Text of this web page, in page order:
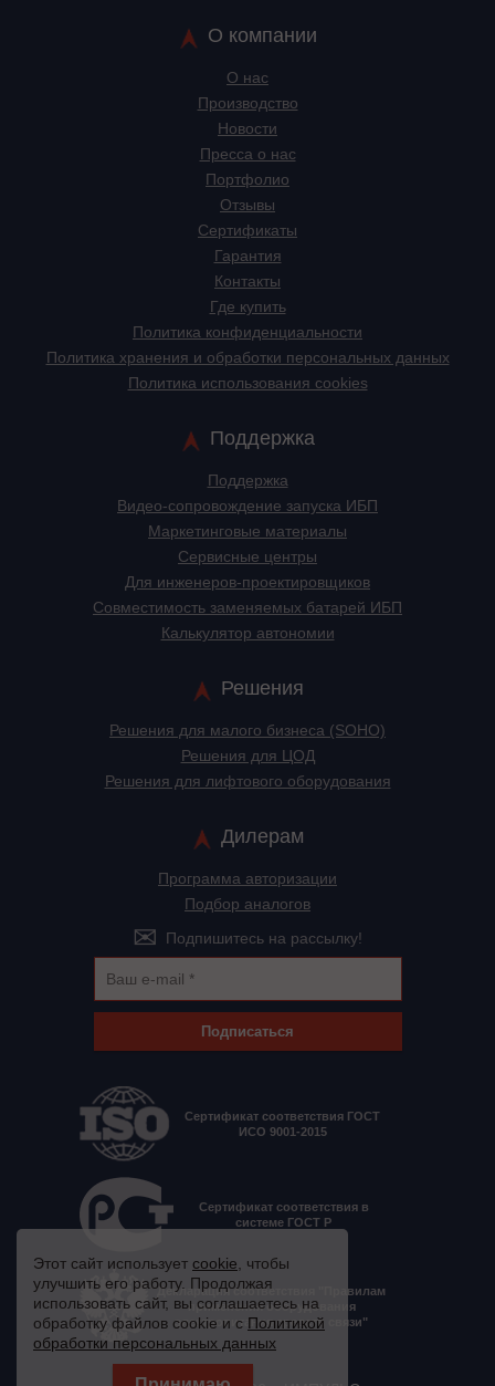
О компании
О нас
Производство
Новости
Пресса о нас
Портфолио
Отзывы
Сертификаты
Гарантия
Контакты
Где купить
Политика конфиденциальности
Политика хранения и обработки персональных данных
Политика использования cookies
Поддержка
Поддержка
Видео-сопровождение запуска ИБП
Маркетинговые материалы
Сервисные центры
Для инженеров-проектировщиков
Cовместимость заменяемых батарей ИБП
Калькулятор автономии
Решения
Решения для малого бизнеса (SOHO)
Решения для ЦОД
Решения для лифтового оборудования
Дилерам
Программа авторизации
Подбор аналогов
Подпишитесь на рассылку!
Подписаться
Сертификат соответствия ГОСТ
ИСО 9001-2015
Сертификат соответствия в
системе ГОСТ Р
Декларация соответствия "Правилам
применения оборудования
электропитания средств связи"
Этот сайт использует cookie , чтобы
улучшить его работу. Продолжая
использовать сайт, вы соглашаетесь на
обработку файлов cookie и с Политикой
обработки персональных данных